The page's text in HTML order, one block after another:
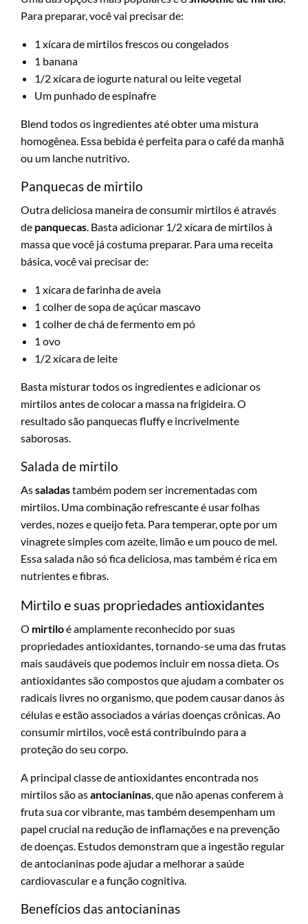
Para preparar, você vai precisar de:
1 xícara de mirtilos frescos ou congelados
1 banana
1/2 xícara de iogurte natural ou leite vegetal
Um punhado de espinafre
Blend todos os ingredientes até obter uma mistura
homogênea. Essa bebida é perfeita para o café da manhã
ou um lanche nutritivo.
Panquecas de mirtilo
Outra deliciosa maneira de consumir mirtilos é através
de panquecas . Basta adicionar 1/2 xícara de mirtilos à
massa que você já costuma preparar. Para uma receita
básica, você vai precisar de:
1 xícara de farinha de aveia
1 colher de sopa de açúcar mascavo
1 colher de chá de fermento em pó
1 ovo
1/2 xícara de leite
Basta misturar todos os ingredientes e adicionar os
mirtilos antes de colocar a massa na frigideira. O
resultado são panquecas fluffy e incrivelmente
saborosas.
Salada de mirtilo
Assaladastambém podem ser incrementadas com
mirtilos. Uma combinação refrescante é usar folhas
verdes, nozes e queijo feta. Para temperar, opte por um
vinagrete simples com azeite, limão e um pouco de mel.
Essa salada não só fica deliciosa, mas também é rica em
nutrientes e fibras.
Mirtilo e suas propriedades antioxidantes
O mirtiloé amplamente reconhecido por suas
propriedades antioxidantes, tornando-se uma das frutas
mais saudáveis que podemos incluir em nossa dieta. Os
antioxidantes são compostos que ajudam a combater os
radicais livres no organismo, que podem causar danos às
células e estão associados a várias doenças crônicas. Ao
consumir mirtilos, você está contribuindo para a
proteção do seu corpo.
A principal classe de antioxidantes encontrada nos
mirtilos são asantocianinas , que não apenas conferem à
fruta sua cor vibrante, mas também desempenham um
papel crucial na redução de inflamações e na prevenção
de doenças. Estudos demonstram que a ingestão regular
de antocianinas pode ajudar a melhorar a saúde
cardiovascular e a função cognitiva.
Benefícios das antocianinas